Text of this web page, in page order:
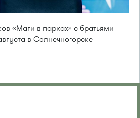
«Маги в парках» с братьями
в Солнечногорске